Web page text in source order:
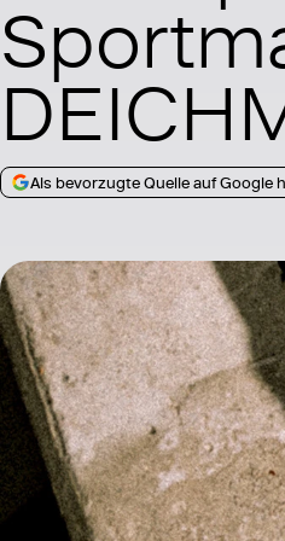
Als bevorzugte Quelle auf Google